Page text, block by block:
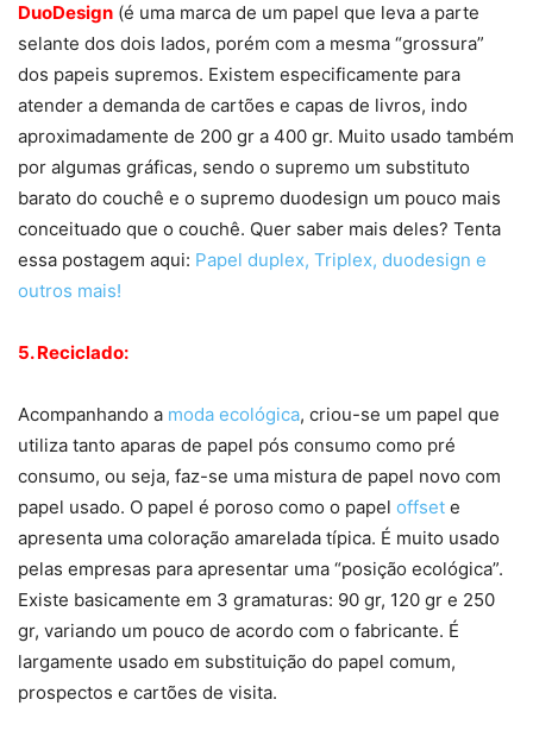
DuoDesign (é uma marca de um papel que leva a parte
selante dos dois lados, porém com a mesma “grossura”
dos papeis supremos. Existem especificamente para
atender a demanda de cartões e capas de livros, indo
aproximadamente de 200 gr a 400 gr. Muito usado também
por algumas gráficas, sendo o supremo um substituto
barato do couchê e o supremo duodesign um pouco mais
conceituado que o couchê. Quer saber mais deles? Tenta
essa postagem aqui: Papel duplex, Triplex, duodesign e
outros mais!
5. Reciclado:
Acompanhando a moda ecológica, criou-se um papel que
utiliza tanto aparas de papel pós consumo como pré
consumo, ou seja, faz-se uma mistura de papel novo com
papel usado. O papel é poroso como o papel offset e
apresenta uma coloração amarelada típica. É muito usado
pelas empresas para apresentar uma “posição ecológica”.
Existe basicamente em 3 gramaturas: 90 gr, 120 gr e 250
gr, variando um pouco de acordo com o fabricante. É
largamente usado em substituição do papel comum,
prospectos e cartões de visita.